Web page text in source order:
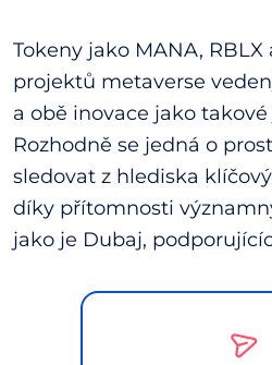
Tokeny jako MANA, RBLX
projektů metaverse
a obě inovace jako
Rozhodně se jedná o
sledovat z hlediska
díky přítomnosti
jako je Dubaj,